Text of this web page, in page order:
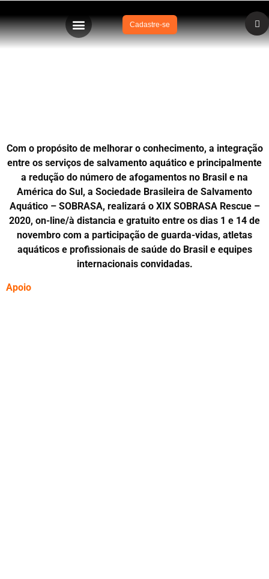
Cadastre-se
XIX SOBRASA RESCUE – 2020 – 1 a 14 de novembro
Com o propósito de melhorar o conhecimento, a integração
entre os serviços de salvamento aquático e principalmente
a redução do número de afogamentos no Brasil e na
América do Sul, a Sociedade Brasileira de Salvamento
Aquático – SOBRASA, realizará o XIX SOBRASA Rescue –
2020, on-line/à distancia e gratuito entre os dias 1 e 14 de
novembro com a participação de guarda-vidas, atletas
aquáticos e profissionais de saúde do Brasil e equipes
internacionais convidadas.
Apoio